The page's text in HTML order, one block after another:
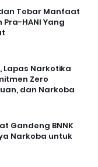
Tebar Manfaat
Pra-HANI Yang
Narkotika
Zero
dan Narkoba
Gandeng BNNK
Narkoba untuk